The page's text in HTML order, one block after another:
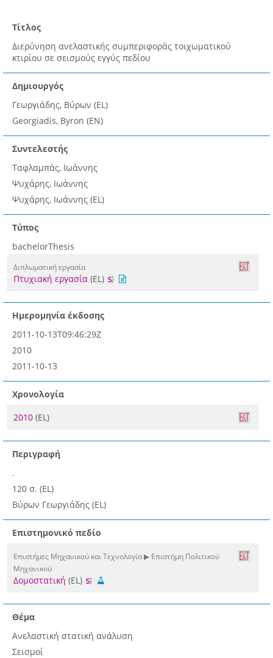
Τίτλος
Διερύνηση ανελαστικής συμπεριφοράς τοιχωματικού
κτιρίου σε σεισμούς εγγύς πεδίου
Δημιουργός
Γεωργιάδης, Βύρων (EL)
Georgiadis, Byron (EN)
Συντελεστής
Ταφλαμπάς, Ιωάννης
Ψυχάρης, Ιωάννης
Ψυχάρης, Ιωάννης (EL)
Τύπος
bachelorThesis
Διπλωματική εργασία
Πτυχιακή εργασία (EL)
Ημερομηνία έκδοσης
2011-10-13T09:46:29Z
2010
2011-10-13
Χρονολογία
2010 (EL)
Περιγραφή
.
120 σ. (EL)
Βύρων Γεωργιάδης (EL)
Επιστημονικό πεδίο
Επιστήμες Μηχανικού και Τεχνολογία ▶ Επιστήμη Πολιτικού
Μηχανικού
Δομοστατική (EL)
Θέμα
Ανελαστική στατική ανάλυση
Σεισμοί